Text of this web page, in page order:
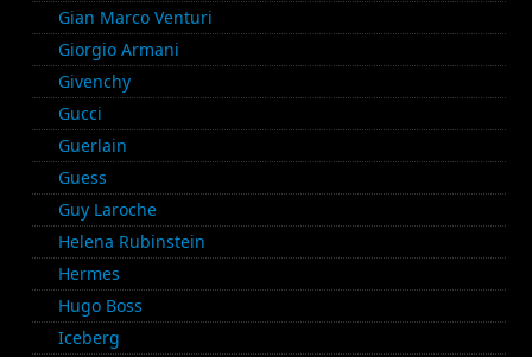
Gian Marco Venturi
Giorgio Armani
Givenchy
Gucci
Guerlain
Guess
Guy Laroche
Helena Rubinstein
Hermes
Hugo Boss
Iceberg